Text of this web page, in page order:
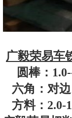
广毅荣易车
圆棒：
六角：对
方料：2.0-